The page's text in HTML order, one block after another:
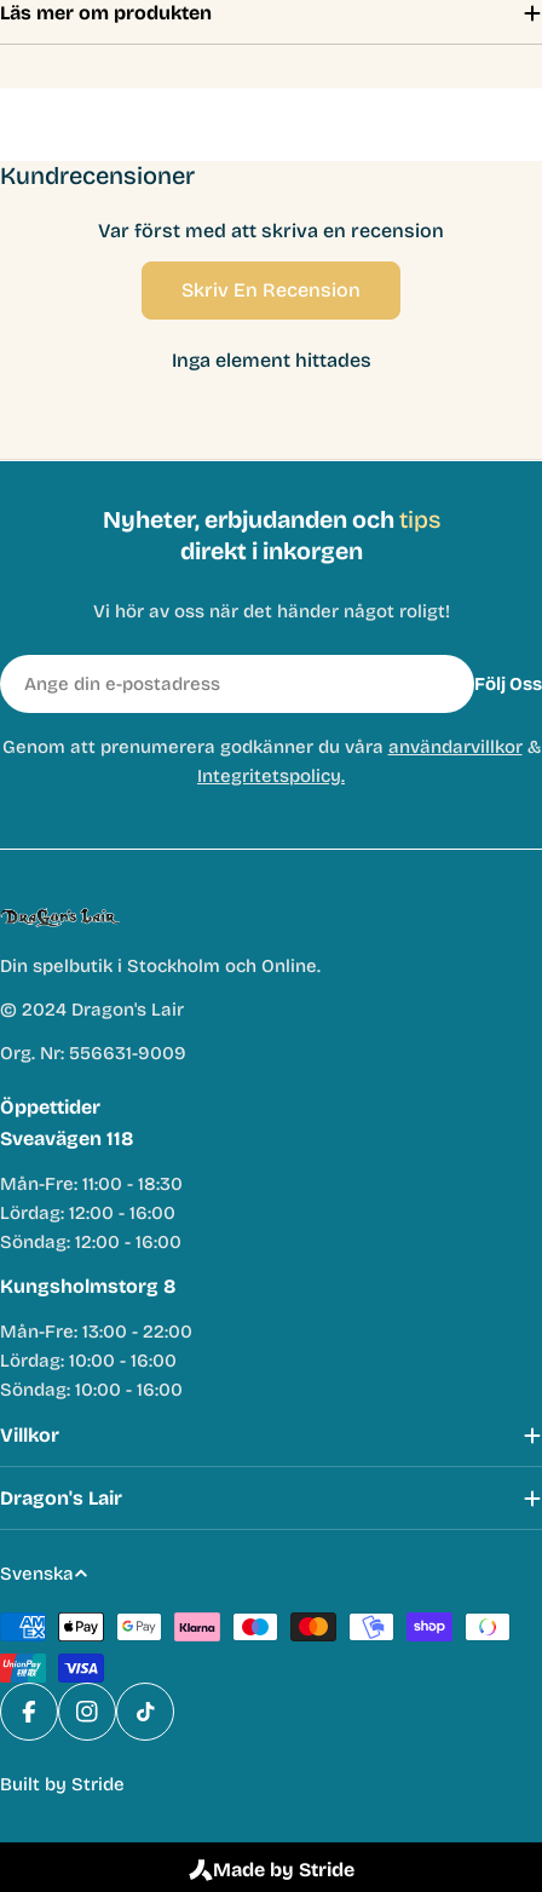
Läs mer om produkten
Kundrecensioner
Var först med att skriva en recension
Skriv En Recension
Inga element hittades
Nyheter, erbjudanden ochtips
direkt i inkorgen
Vi hör av oss när det händer något roligt!
E-
post
Följ Oss
Genom att prenumerera godkänner du våra användarvillkor&
Integritetspolicy.
Din spelbutik i Stockholm och Online.
© 2024 Dragon's Lair
Org. Nr: 556631-9009
Öppettider
Sveavägen 118
Mån-Fre: 11:00 - 18:30
Lördag: 12:00 - 16:00
Söndag: 12:00 - 16:00
Kungsholmstorg 8
Mån-Fre: 13:00 - 22:00
Lördag: 10:00 - 16:00
Söndag: 10:00 - 16:00
Villkor
Dragon's Lair
S
p
r
å
k
Svenska
Betalmetoder
FacebookInstagram
TikTok
Built by Stride
Made by Stride